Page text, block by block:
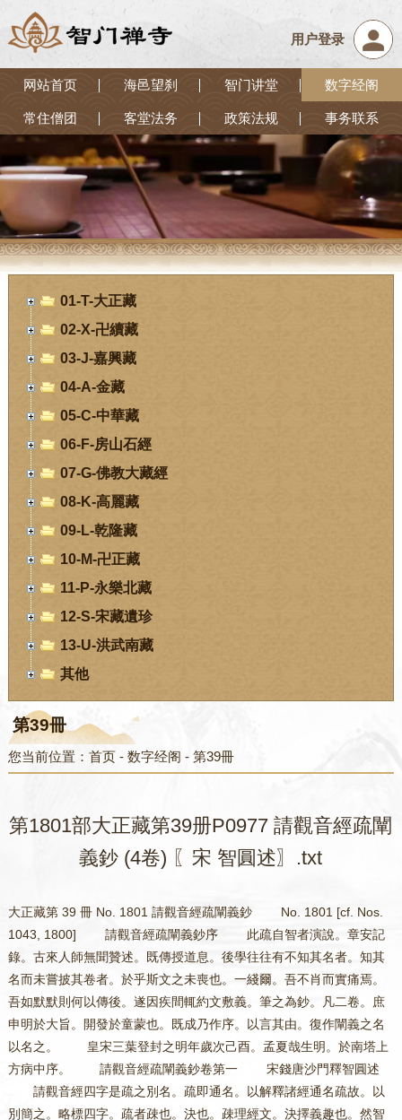
用户登录
网站首页 海邑望刹 智门讲堂 数字经阁
常住僧团 客堂法务 政策法规 事务联系
01-T-大正藏
02-X-卍續藏
03-J-嘉興藏
04-A-金藏
05-C-中華藏
06-F-房山石經
07-G-佛教大藏經
08-K-高麗藏
09-L-乾隆藏
10-M-卍正藏
11-P-永樂北藏
12-S-宋藏遺珍
13-U-洪武南藏
其他
第39冊
您当前位置： 首页- 数字经阁 - 第39冊
第1801部大正藏第39册P0977 請觀音經疏闡
義鈔 (4卷) 〖宋 智圓述〗.txt
大正藏第 39 冊 No. 1801 請觀音經疏闡義鈔 No. 1801 [cf. Nos. 1043, 1800] 請觀音經疏闡義鈔序 此疏自智者演說。章安記錄。古來人師無聞贊述。既傳授道息。後學往往有不知其名者。知其名而未嘗披其卷者。於乎斯文之未喪也。一綫爾。吾不肖而實痛焉。吾如默默則何以傳後。遂因疾間輒約文敷義。筆之為鈔。凡二卷。庶申明於大旨。開發於童蒙也。既成乃作序。以言其由。復作闡義之名以名之。 皇宋三葉登封之明年歲次己酉。孟夏哉生明。於南塔上方病中序。 請觀音經疏闡義鈔卷第一 宋錢唐沙門釋智圓述 請觀音經四字是疏之別名。疏即通名。以解釋諸經通名疏故。以別簡之。略標四字。疏者疎也。決也。疎理經文。決擇義趣也。然智者。釋經解題稱玄義。解文稱文句。玄文合成一部者。則題為疏。今即合者。故題疏焉。天台所住之山。智者。能說之人。昔隋煬皇帝時為晉王。既從大師受菩薩戒。乃依地持經立師之號。號為智者也。大師者。大乃褒美之詞。師者教人以道之稱。古者或解行可軌於人。人必稱之為大師。暨唐懿宗朝。補署行焉。自茲厥後雖有其實莫敢召者。說者縱辯而談。非秉筆製述也。斯文既是弟子章安記錄。故不書諱。而書其美號也。弟子者資則捨父從師。敬師如父。師之謙讓處資為弟。是知弟子之名。韞乎敬讓。故師召資。為弟子在於讓也。資亦自稱為弟子。在於敬也。雖有異說。今依淨名疏焉。頂法師者。諱灌頂字法雲。臨海章安人。而云頂法師者。此疏元無記者之號。後人狀之。故不書其諱。是禮也。如法華行儀法界次第。既大師親撰。故皆自書名諱。至于諸部凡弟子記其言者。皆云智者大師說耳。又如涅槃疏。既經荊溪治定。故亦書云頂法師撰。此為標式。來者宜則之。禮云。二名不偏諱。謂二字之名不一一諱也。故今稱頂而不稱灌。又如大師之諱智顗。今稱智者止諱一字耳。偏其諱非古也。後世之節制耳。然則詩書不諱。臨文不諱。講者具稱故無咎也。法華有五種法師。一受持。二讀。三誦。四解說。五書寫。今章安即解說人。故人召為法師也。記者記錄師言也。次入文。此下分節科。既別行不復編入。人法者。請觀世音菩薩人也。消伏毒害陀羅尼法也。若約自行應先法後人。以諸佛所師所謂法也。觀音由悟法成道故。今約化他故先人後法。以法不孤運弘之在人。故觀音說所證之法。治他三障之毒。故經題先人而後法也。人是下無緣之慈。超彼生法故曰至慈。道過凡小故稱大士。離二邊惡故曰至良。治障不虛故曰神呪。大士即能說之人。神呪即所說之法。至慈則顯大士之德。至良則美神呪之功。群機即月蓋及毘舍離人也。能必對所。若以群機為能感。觀音即是所感。觀音為能應群機即是所應。今聖沒所感目為能應。凡沒所應目為能感。各從功力以能為稱。故知凡由理具三千故。能感聖。由三千分顯故能應。消伏等者。消謂消除。伏謂調伏。三障通名毒害。經云。消除三障無諸惡力。即是用。又生善故言力。滅惡故言用。此呪消除三障用也。顯發三諦力也。正體即三德此間等者。以陀羅尼是梵語。翻就此方名遮持也。三義即持名持行持義。二邊即生死涅槃。故知三德之理即寂而照。故能持即照而寂故能遮用。即下此疏釋題。凡有三番。俱論三義。一能說人。二所說法。三經總題人及總題。在下方辨。法有三義。正在此文。故至別釋但直爾解。總別二文互現其義。大師說法之巧也。章安秉筆之妙也。然今部通四教而三番三義。並約圓論文之旨。故應修門故。深收淺故。佛元意故。說者觀者宜乎思擇。事者下三文。皆直示毒害。以顯消伏。虎狼等者。即經云。逢值虎狼師子及毒藥刀劍。臨當刑戮稱名誦呪。而得解脫者。皆約事消伏也。五住謂三界見為一。三界思為三。足根本無明成五。皆昏煩之法惱亂心性故。通稱煩惱。即名此煩惱為虎狼等。經云。淨三毒根不被三毒等。即約行之明據也。故下疏釋虎狼。引金光明十地猶有虎狼之難。蓋此意也。修一心三觀破五住惑。即約行消毒也。法界無礙者。三諦一心名為法界。生佛互融一一咸遍。故云無礙。無染而染者。淨名疏云。中道自性清淨心。不為煩惱所染。本非縛脫不染而染。難可了知。即是眾生迷真性解脫。起六十二見。考彼言義允合今文。若消今文。應云法性之與無明。遍造諸法即無染而染。全理性成毒名理性。毒由理毒故即有行毒事毒也。今觀諸法唯心染體悉淨。即神呪治理性之毒。即下經云。皆入如實之際也。若爾。與約行何別。答前約行者。是約智斷。智即能斷。斷是所斷。五住斷處名消行毒。今則不爾。專約諦理。理非能所。但由具惑即是無染而染。名為毒害。惑即法性。即是染而無染。名為消伏。是則惑性相待非關智斷。或謂性惡是理毒者。毒義雖成消義全闕。若無消義安稱用耶若云有者。應破性惡。性惡法門不可破也。五重下注云云者。次第辨示不假。先列名者下。辨示五章。夫釋名總論三法體宗用。別論三法教相。分別三法。人法為名者。請是能感。觀音是能應。即感應。宗消伏毒害明其力。用即救危拔苦用也。陀羅尼明其正體。即法身體也。釋名總論其在此矣。靈知至為體者。經通四教。理有偏圓。若論正體唯取圓理。靈知寂照皆法身。即照之義。然雖寂照不二。菩薩既從觀智立名。以所從能乃以照義為體。例此若以止定為名者。應以寂義為體。靈知即法身靈明本覺。寂照謂靈知。是法身即寂而照也。應知三身並常三諦俱照。從勝從本且指法身。又體性本一有種種名。故使諸文明體。隨文約義名字不同。法華正約開權。乃以實相為體。涅槃既是示滅。即用性淨涅槃為體。普門既談二身。乃以靈智合法身為體。靈智即報身以報合法。二身明義乃真身也。至若今經三聖降臨既表三德。故以法身為經之體。又普門品明隨類現像。此經明聖主來儀。約身義便故於辨體俱立身名。感應為宗者。月蓋致請為感三聖。遠降為應。教興由此故以為宗。然諸經或以因果為宗。但於今經明義不便。何者。因果語通凡聖各有。如舍離人致請求救為因。未來證道為果。此凡有因果也。觀音昔在凡地為因。今居分證為果。此聖有因果也。今以凡雖有因果。但以感為名聖。雖有因果但以應為名。故以感應為宗也。救危拔苦為用者。以舍離病苦危若倒懸。以大悲救拔令平復如本。雖亦與樂拔苦為正。大乘為教相者。包含曰大。運載曰乘。教則聖人被下之言。相則分別同異。雖部談四教。而三教大乘為其正意。三義往簡者以約修行始終。三義收盡。謂依教修行行成契理。以三義俱有通別。故有通別之名。此三乃通別二名之義旨也。若以位分即約教屬名字位人。稟教生解故。約行屬觀行相似。依解修行故。約理在初住。分證本理故。然於約行復須從容。若論造修猶居名字。的取行成方名觀行。凡當辨位。須知此旨。教者下釋。此三義約理約行。皆對理性而為通別行別。同歸理一。名異唯初約教不對理。明聲聞者。聲謂所聞之聲。教即八音四辯也。聞即能聞之機。用耳識攬別也。大論云。耳根不壞聲在可聞處。機宜既異所說則殊。所說既殊諸部乃異。此經彼經各有名故。故曰名異。餘弟子即三乘賢聖。問智論云。佛經通四人說。謂弟子諸仙諸天化人。今何言非。答為佛印可同稱佛說。如今經觀音說呪。身子說四大同入實際。以佛印故皆名佛說。入道多途者。至理虛通目之為道。諸經稱四悉。機示其入理之路。不獨一類。故曰多途。觀門有異者。如法華四安樂行。為入理之門。今經以數息等為入理之門。又四教四門不同。俱是異義。契道者。謂契會真道。即入初住分證三德之時也。至此位時修性一合。無復分張。故云同歸一理。理者。即向觀門所契之理也。真如者。體非妄偽故言真性無改異故。稱如不虛名實至極曰際。非生死相非涅槃相故。名實相。阿梨耶亦阿賴耶。此云藏識。以能藏自體。於諸法內藏諸法於自體內故。此皆一心三諦之異字也。問何不用第九淨識為詮理之名耶。答大師依地論明阿梨耶識。是真常淨識。不立第九。若依攝論。梨耶是無記無明隨眠之識。九方名淨。是知二論隨機故異。若就即義唯至第八。猶云即無明是法性也。若就離義乃立第九。猶云斷無明即法性也。若曉今宗理應無諍。不即不離一體無殊。而即而離何妨兩立。喻之波水大旨可知。人法下明來意也。陀羅尼。是三德即所證之法。觀世音。即能證之人。自既已證三德。今說此呪令他亦證三德。是則法假人弘人因法立。相成相即不可暫分。今順經題約化他義。故先人次法。是自請者斯那問。身子根境相應攝住。自為入道之門。故是自請。月蓋為舍離重病。故是為他佛說偈付囑流通。為護正法。此之三種皆名請觀音也。若約經文則為他居初。今約義便故先列自請。以自請意狹為他。次廣護法最廣從狹之廣而為次第也。問斯那請。身子說六根如來付囑八部。何名請觀音耶。答觀音遠降意在說治障之法。斯那所請亦為此法。如來付囑八部。亦只令此法久住於世。約人雖殊法門無異。以法顯人俱是請觀音也。三請對三聚戒中。應以第一對攝律儀。第三對攝善法。瓔珞經云。律儀戒。謂十波羅夷。戒疏云。攝律儀能令心住。此與斯那自請義合。瓔珞云。攝善法。謂八萬四千法門。戒疏云。攝善自成佛法。此與如來護法請相應。瓔珞云。攝生謂慈悲喜捨。化及眾生令得安樂。戒疏云。攝生成就眾生。此與月蓋為他請相應。是故今經三請。即是三聚。此三聚名出方等地持。而文云。自請是攝善法護法是攝正法者。或是文誤。或別有據。若得下示三戒本融。前文既對三聚。此中止會二名。亦恐文誤。應云自身戒明淨即是攝律儀。定慧明淨即是攝善法。明淨即相似分真亦義通觀行。引華嚴者。諸法唯心戒定慧三即心而具。我心既爾生佛咸然。彼我互融故無差別。由無差故。故佛以所證說示於我。我心既淨還能化他。三聚之義於斯著矣。方知三請其體本融。二傍下云云者。自行為正。如斯那為他為正。如月蓋護法為正。如如來傍正互論。必具三請。後世行者思齊在茲致至也。祈告也。干求也。要心者。要謂要期。皆出下引證。既先明自請合引斯那請文。而引月蓋者。文顯易見故。傍正而論三請。互具互引無在域限也。限意專請觀音不在餘聖也。行請者。雖不標心以行淨。故自然感聖即行淨。是請故名行請。證請亦然。念佛三昧如般舟經三昧。成時見十方佛在空中立等。蓋言雖不標心。而證理時自見觀音也。行請位在觀行。證請位在六根及初住也。標心一謂位通深淺。身業下例示口意。各具三請也。向文雖云三業無瑕而正在身業。問口業倒身可爾。意業云何。說標心等耶。答若依今經觀心心脈。即見觀世音。是標心也。若依法華涅槃。但觀心性實相入觀行等位。自見觀音者。此既初不標心則是行請證請。然此論請皆約見彼應身。若標心無感乃由過現緣淺。非今請義。不標而感。此由過現緣深。是今請義。標心復感其旨可知。此聖既然諸聖例爾。且眾生三業互有強弱。強可為機。故於三業各論三請。足前十二者。謂自他護法。各具延祈願三是十二也。問護法既是如來付囑。何故亦約三業論標心等請。答經雖付囑而行人。豈無為護正法請觀音耶。九界論請者。乃至三教菩薩為除界外三障。須請圓教觀音也。佛界須料揀者。應問云。九界可爾。佛界云何請耶。應答云。名字觀行即佛。為除分段三障故。須請分證之觀音。相似即佛為除變易三障亦爾。於分證中位位互作。乃至等覺為除三障請究竟觀音。此約圓中五即俱名佛界也。若剋取究竟位為能請者。以眾生斷惡機在觀音。故須請也。則如經云。爾時世尊。憐愍眾生覆護一切。重請觀世音菩薩等。菩薩皆具眾德者。圓證實理故具眾德。文殊具云文殊師利。此翻妙德。以見三德佛性不縱不橫故。稱妙德。大經云。了了見佛性猶如妙德等。彌勒。此云慈氏。一體三慈無所不攝。故以為名。至論下明體性本融。釋成皆具眾德義也。是故德慈智三一體異名展轉互攝。以三德三慈三智無異體故。無緣種智並從勝說。中體雙照慈智俱三。但逗下明隨機立號。宜聞者即隨其所聞。有四悉益。所以各立一號。同是因地者。同是真因也。各說身因者。涅槃三十二云。五百比丘問身子云。佛說身因。何者是耶。身子答云。汝等亦各得正解脫。自應知之。何緣方更作如是問。有比丘言我等未得正解脫時。意謂無明即是身因。作是觀時得阿羅漢果。有說愛有說行乃至飲食五欲。如是五百共往佛所。各說已解。身子白佛。誰為正說。佛言。無非正說。三十二者。淨名中初法自在菩薩云。生滅為二不生不滅為不二。乃至文殊說云。無說無示為入不二。共三十二人。若兼居士默然則三十三也。同入下五百比丘四八大士。能入雖異所入無殊。約跨節論五百趣實例。如觀經疏云。四四十六同趣常樂也。一理者萬法雖差心性常一。故云一理。所以亦異者。義趣別也。此則理體雖同義異名異。如理有遍照義。故立觀智之名。理有遍攝義故立慈氏之稱。名義雖異。只是一理故云不離於理也。釋別名中應先分二段。初約境智釋應。次約界業釋機。總別釋者。總釋即境智合辨。別釋即境智開說。言破立者。以觀世之名。本是界外不思議境智。隨順機緣亦為思議境智。而皆絕四離百慮。人於此起四性執。故須先破四執。既破四悉被物則藏境智成。乃至圓境智成。故須後立。破者下先且標立境智之名。以為所破。世即三種世間也。今問下境智相望各有四句。在文可解。自境故境等者。謂境自是境智自是智。不相因也。此是自生者。若云境自是境者。境不因智照是境自生。若云智自是智智不因境發。是智自生。此中但難初句餘三例之。故云等也。若欲備難者。次句應云若由境故智是智他生。若由智故境是境他生。何者。自境。故境既稱境。為自以境望智。智即是他今境從智生。豈非他境智。亦如是若合故境合故智者。此則境不由智故境。亦不由境故境。智境因緣和合故境智亦如是。此即共生共生有二過。墮自他性中。若非智非境故境故智者。此則離境離智無因緣而辨境智。從因緣尚不可得。何況無因緣耶。此四並是妄想推計。故須破之。問佛法皆云因緣和合。何故破共生。答為定執故亦須破之。四執破已四說無過。中論所破者。論云。諸法不自生。亦不從他生。不共不無因。是故說無生。龍樹既破。那得如前四種執一為是餘妄語乎。六十二見。謂我大色小色大我小。即色是我離色是我。四陰亦爾。三世五陰總成六十。不離有無。故六十二皆邊見攝。今於境智起四見者。實八十八使具起。略言邊見及三受耳。若具論者。隨執一句謂我知解此法。法中計我即身見。執初三二句墮有邊。執二四二句墮無邊。乃六十二見所攝。即邊見也。如此妄執不當道理。即邪見執此是實計為涅槃。即見取。果盜謂此為道依之。進行即戒取。因盜有三苦者。樂受有壞苦。苦受有苦苦。不苦不樂受有行苦。樂受則愛等者。謂執一種境智為是。若他讚歎。心則愛著生喜而心樂。即貪使。苦受者。若他違逆則忿怒生瞋而心苦。即瞋使。不苦不樂即不為毀讚則在癡使等分。亦在三使中收。又我解此境智他所不解。以其所執矜傲於人即慢使。既執此為是今雖不疑後當大疑。即疑使。是則十使宛然。皆從所執境智上起。將此歷三界四諦。則有八十八使。就思惟歷三界則有九十八使。今於五利略舉邊見。五鈍略明四分者。從要而言。以四句境智皆墮一邊。依此所執皆生三受。其相易見。故且明之。如向細論。備九十八故下。文云知句句中九十八使名識病也。八萬四千塵勞者。真諦三藏準十使經。以貪等十為根本。謂貪乃至戒取一一有九。隨眠一即成十。十即成百。前後等分各一百成三百。置本一百就前後二百中。又各以十使為方便。二百即成二千一百。約五類眾生。謂多貪多瞋多癡著我思覺。五品各二千一百。即成一萬五百。配已起未起成二萬一千。又配貪瞋癡等分。此四各有二萬一千。成八萬四千也。今云。四分開出者。惑數雖多四分收盡。畢竟空寂者無四執故。無依倚者以空寂故。問意者理既空寂。何故有道滅因果耶。答意者但識知苦集不為四執滯礙。即名道諦。所緣空寂即是滅諦。知四下示道諦相。污穢五陰者。止觀明九種五陰。一期色心名果報。平平想受名無記。起見起愛名兩污穢。身口意業善惡分二。變化示現名工巧。三善根人名方便。四果名無漏。今於境智起見起愛。故云污穢。不受即觀受是苦也。餘二存略。道品等者。等取三四二五七覺八正也。又正下示滅諦相也。即以能觀為佛所觀為法。境觀不二為僧。三義一心即同體三寶也。覺了即能觀三觀。四執即所破妄惑。法性即所觀三諦。境觀不二故云和合。而於正勤心中示滅諦者。以道品約位則正勤是小乘內凡位也。以小準大即圓六根相似。證滅無所住心等者。謂大聖人內無四執外順機緣。令獲四益說境智異。謂若人樂聞自生境智。即說境是自境智是自智。以赴欣欲之心。或宜聞生善。或說必破惑。或聞則悟道。他共無因亦復如是。故使經論所明。若境若智不出自等。列名中四教境智俱順四悉。別教獨得名者。以出假位正以四悉化他故。圓名不思議者。則顯前三教皆思議也。然四境智皆是總釋觀世二字。應預知差別則至文易了。前二以心生六界三種世間為境。而智有體析之殊。別教以心生十界三種世間為境。用次第智。圓教以心具十界三種世間為境。用一心三智。一切法從緣者。證境智因緣皆是實有。破柝方空也。但有名字者。謂瓶已破首已斷。但有瓶首之名。實無其體。此喻出大經。是字不住即性空。亦不不住即相空。法眼等者。即十行出假說四教四悉境智也。雖無境智等者。法從心造全法是心。心本自無諸法寧立。不有而有三千宛然。無始不覺理具情迷。今既覺了知心即是不離。能觀別有所照而於一心強分境智。故曰而論。經言下境即所觀照即能觀。能所一如故皆云不思議。欲擬者大師尚謙表無專執久袪四執者。以得無所住心故。慈悲等者。被偏圓機示四教像。是故向約四種境智以釋其名。故經下引證也。維摩經身子問天女云。汝於三乘為何志求。天曰。以聲聞法化眾生故。我為聲聞。以緣覺法化眾生故我為辟支佛。以大悲化眾生故。我為大乘。觀音天女俱分真故。故得引證別釋中。若依名字為便應。先明觀智。次辨世境。若解義為便。前明世境。次辨觀智。以先有境可得論觀。若未有境何所可觀。譬如鏡鼓後方映擊。今從義便故。先境次智。三諦三境者。止觀明理性是一。對止名諦對觀名境。諸文所明諦即是境。不云二別。今亦同之。所以然者。諸文但云三觀不論三止故。且止觀行門。方乃委示。一因下列名此之三境者。謂此三境不一不三唯在一念。遍攝諸法三無差別。彼彼互融但以情迷不能覺了。遂於無縛法中強生繫縛。謂有情無情事異理異。於無脫法中而妄求解脫。遂厭苦欣樂捨有入空。離二邊求中道。故有凡夫生死及三教境智之異。故云為智所觀即為四也。四種觀者。經云。下智觀故得聲聞菩提。中智觀故得緣覺菩提。上智觀故得菩薩菩提。上上智觀故得佛菩提。今家釋義用對四教。以聲聞是下乘藏是最下教故。聲聞菩提即藏教也。緣覺是中乘通教復居藏別之間。菩薩是上乘別教仍居通教之上。圓教復在別教之上。故云上上中論可知。終是三諦之境者。根有遍圓迷成四境。若論本理三諦常融。開為二觀者。即前藏別二觀俱觀俗諦。答下俗諦雖同。藏見麁相別見細相。故分二別。真亦淺深者。前三果分見故淺。四果究竟故深。亦互為淺深。既分麁細二俗。應有淺深二真。理則無二者見有淺深。真空但一偏真既爾。中真例知。此淺深之言不可用通教複真消之。以文云理則無二。若約複真灼然。是二故知。答意各從當分等觀下云云者。應通前結數。前約自他護法等。能所合辨有七十八。今歷四教觀法。觀之則有三百十二請也。次明智下者。夫境智二法不分而分。故前釋境乃對智明。今文釋智還約境說。是知境非智莫顯。智非境莫成。義雖相仍文有傍正。觀因緣下標藏智。觀因緣空標通智。二諦觀者假是虛妄俗諦。空是審實真諦。今欲去俗歸真。故言觀。因緣空假是入空之詮。先須觀假知假虛妄而得會真。故言二諦觀。出假下標別智。從空而出故言出假。入在假內亦曰入假。故出入二名諸文互立。別雖三觀以假為正平等觀者。望前稱平等前破假用空。今破空用假破用既均故名平等。中道下標圓智。雖三觀一心從勝彰名故指中道。三皆名觀。復名智者通而為論。觀智義一。別而往目因果兩分。世智下斥凡夫也。以凡夫外道通有此智。不出生死不動煩惱。故云是世間之智也。但有名字者。以此世智虛誑不實。但有智名而無其體。故向云亦名名字智也。凡聖通用者。謂凡夫用此智得四禪八定。聖人二種不同。慧解脫人但用無漏智得成無學。俱解脫人俱用二智。斷惑之時隨用一智。故云凡聖通用也。以此智凡聖等有。故向云亦名等智也。但此下結斥也。菩薩下顯菩薩也。於此觀中者。指世智也。既不斷惑但用世智。而能觀無常修六度。成其勝解終出生死。慈悲喜捨即四等心也。慈故與樂。悲故拔苦。見彼離苦得樂故喜。不求恩報故捨。不擇怨親等用此四故。名四等具一切法者。即六度四等萬行具修也。三十四心。謂八忍八智斷見。九無間九解脫斷思。如旃延子者。即釋論引迦旃延子。明菩薩義。釋迦初為陶師。值昔釋迦。發菩薩心行六度行也。三藏境智觀音者。菩薩自伏六蔽。悲心熏物。眾生稱名即能脫苦。自行六度慈心熏物。應可度者。即能示現令得安樂也。雖行於空等者。菩薩從薄地學遊戲神通。多修假觀八地出假故。名不住於空。初心謂見地也。為如佛者。被接之人能破無明。無明破已如通佛地。同得八相故名為如。不同通教等者。別人破空出假不同通人空心出假。扶習潤生知空非空。在六七住破空。出假即十行位塵沙據所迷之法。無知約能迷之心。四念處云。十住斷見思。又斷界外上品塵沙。十行中品十向下品。今論中品也。行滿者。以經論所明別教位。次等覺一位或有或無。今約無說故云十地行滿。稱理之觀者。別次第觀尚非稱理。藏通析體不稱可知。三諦圓融本性自爾。順性而觀故名稱理。理既下示稱理相。從初至後者。初謂名字依。解修觀名名字觀音。後謂妙覺。究竟顯理名究竟觀音。五即位殊圓觀一揆。五住圓除者。謂三惑俱破也。問十信位中既兩惑先去。何名五住圓除耶。答圓觀心性麁垢自去。故四念處以治鐵為喻。是故圓觀一生之中。初住可獲。若次第行者。借使一生兩惑先除。雖不經歷亦成次第。或圓接別。或別接通。或解圓行漸並兩惑先除。俱非今意。今文的取圓頓行者。故曰圓除。妙覺觀音者。問觀音是等覺。因人何故約妙覺極果釋耶。答觀音三昧經云。此菩薩已成正覺號正法明佛。觀音受記經云。次當補處稱為普光功德。其本迹若此。約究竟釋理應無失。問別名可爾通號如何。答文雖不明例有此釋。謂名字菩薩乃至究竟菩薩也。大論云。眾生無上者佛是。況菩薩眾生華梵之異名。通極果。文義在茲。此之三智者。并世智有四。以世智是境故。但云三。亦對五眼者。三智既約四教五眼亦然。肉天二眼照麁細事皆是世智。悉為諸觀境本。即同中論偈初句也。藏教觀音不斷煩惱故。唯約世智二眼也。若約二乘從此入析法觀。斷惑亦得慧眼。又菩薩於三祇百劫。得五神通獲法眼。分別根性調熟眾生。今以別教望之只名世智二眼。通唯慧眼別唯法眼。其意亦然。照真即一切智。故對慧眼即通教也。照假即道種智。故對法眼即別教也。藥即道滅病謂苦集。照真俗實相即一切種智。此眼即佛眼也。三法真俗中也。俗攝肉天法三眼。佛眼有五眼用。故曰一而異名。小般若云。如來有肉眼不。答云有。乃至有佛眼不。答云有。今經云。五眼具足成菩提。皆此意也。但從勝受名。云佛眼耳。譬如眾流入海失本名字。大論云。十智入如實智無復本名。但稱如實智。五眼具足而但稱佛眼。三智下云云者。應釋出開合。所以四觀。謂大經四種十二因緣觀。下中上上上。彼經通取析法故。明四觀。大品瓔珞直就摩訶衍但明三觀三智。今若開二經合涅槃者。應開析法從假入空觀生滅一切智也。若合涅槃就二經者。下中觀同是一切智也。若將三經。若開若合對五眼者。肉天二眼皆是世智。為諸觀境本。若三觀三智。從此境即入體法一切智。若四觀四智。從此境即入析法一切智。今約菩薩不斷惑邊故。向以世智對藏。又藏教滅事方空。既存於事故對世智。中論偈初句對藏。即此意也。餘眼對智及觀悉如向文。收攝下注云云者。凡諸經論所明名相束廣。開狹常使成三。三一一三互融互攝。攬入己心以成妙觀。乃知十方佛法不離剎那。世者不約界業釋機。若論為機正在音字。若不連世其義莫顯。以十法界是生機處。故就文分二。初通明世義差別隔異者。於此十中有凡有聖。有大有小。有權有實。二報三業高下不同。名別名異。世是下別顯為機。世是色者。又闕心字。於十法界各三世間。假實屬正國土屬依。今云色心且指五陰實法也。假名攬陰而立國土。乃陰所居故舉色心足該餘二。色即觀世身等者。謂若約大士自行觀五陰空而成聖道則應名觀世身。及觀世意。既名觀音即是觀彼十界眾生口業為機。故云音是機也。此約化他立稱。此文且以身意在應口業屬機。若具足論各備三業。三俱在機者。如五體投地燒香散華身業為機。大士往應即觀世身。繫念數息意業為機。大士往應即觀世意。祈請口業為機。大士往應。即觀世音三俱在應身意如向。若約口業。即是大士自觀音聲而得成道。由自行成故能應物。此釋機應各三。與普門玄義或異者。符今疏文也。言菩薩等者。蓋西竺語倒。此方則云大道成眾生也。謂自求廣博大道。又成熟眾生。釋論下初發心即自求大道。度一切即成熟眾生。能忍成道事者。不同二乘怱怱取證。不動下魔不能動小不能破。有種種成者。名通四教故。因緣道即藏菩薩。空道即通菩薩。假道即別菩薩。第一義道即圓菩薩。文闕假道二字。又於諸道者。即前四道。然文但示藏教。通別餘三略無。直修因緣。如直行六度及四無量心。不修無常觀不發四弘誓者。但是人天之因。既亦名道